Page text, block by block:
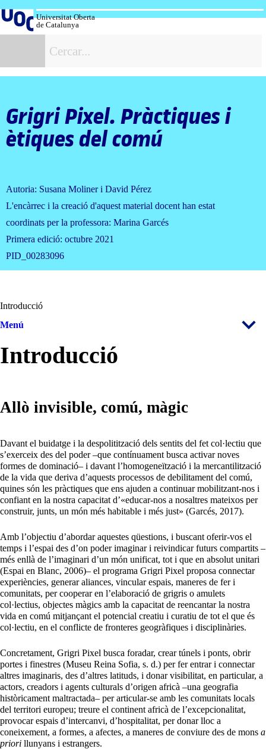
al
contingut
Universitat Oberta
de Catalunya
Grigri Pixel. Pràctiques i
ètiques del comú
Autoria: Susana Moliner i David Pérez
L'encàrrec i la creació d'aquest material docent han estat
coordinats per la professora: Marina Garcés
Primera edició: octubre 2021
PID_00283096
Introducció
Menú
Introducció
Allò invisible, comú, màgic
Davant el buidatge i la despolitització dels sentits del fet col·lectiu que
s’exerceix des del poder –que contínuament busca activar noves
formes de dominació– i davant l’homogeneïtzació i la mercantilització
de la vida que deriva d’aquests processos de debilitament del comú,
quines són les pràctiques que ens ajuden a continuar mobilitzant-nos i
confiant en la nostra capacitat d’«educar-nos a nosaltres mateixos per
construir, junts, un món més habitable i més just» (Garcés, 2017).
Amb l’objectiu d’abordar aquestes qüestions, i buscant oferir-vos el
temps i l’espai des d’on poder imaginar i reivindicar futurs compartits –
més enllà de l’imaginari d’un món unificat, tot i que en absolut unitari
(Espai en Blanc, 2006)– el programa Grigri Pixel proposa connectar
experiències, generar aliances, vincular espais, maneres de fer i
comunitats, per cooperar en l’elaboració de grigris o amulets
col·lectius, objectes màgics amb la capacitat de reencantar la nostra
vida en comú mitjançant el potencial creatiu i curatiu de tot el que és
col·lectiu, en el conflicte de fronteres geogràfiques i disciplinàries.
Concretament, Grigri Pixel busca foradar, crear túnels i ponts, obrir
portes i finestres (Museu Reina Sofia, s. d.) per fer entrar i connectar
altres imaginaris, des d’altres latituds, i donar visibilitat, en particular, a
actors, creadors i agents culturals d’origen africà –una geografia
històricament maltractada– per articular-se amb les comunitats locals
del territori europeu; treure el continent africà de l’excepcionalitat,
provocar espais d’intercanvi, d’hospitalitat, per donar lloc a
coneixement, a formes, a afectes, a maneres de conviure des de mons a
priori llunyans i estrangers.